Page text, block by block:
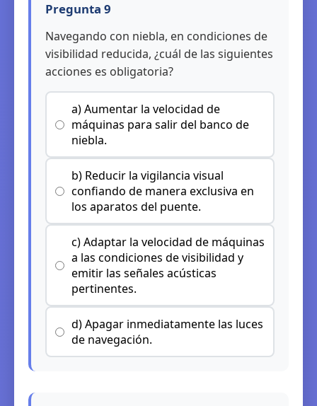
Pregunta 9
Navegando con niebla, en condiciones de
visibilidad reducida, ¿cuál de las siguientes
acciones es obligatoria?
a) Aumentar la velocidad de
máquinas para salir del banco de
niebla.
b) Reducir la vigilancia visual
confiando de manera exclusiva en
los aparatos del puente.
c) Adaptar la velocidad de máquinas
a las condiciones de visibilidad y
emitir las señales acústicas
pertinentes.
d) Apagar inmediatamente las luces
de navegación.